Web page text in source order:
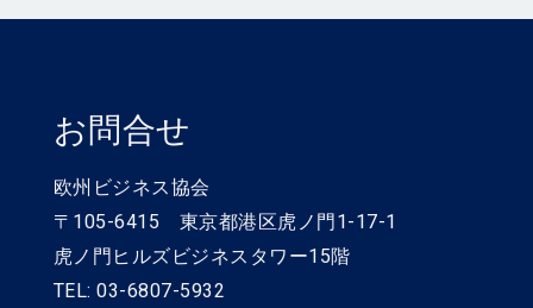
お問合せ
欧州ビジネス協会
〒105-6415 東京都港区虎ノ門1-17-1
虎ノ門ヒルズビジネスタワー15階
TEL: 03-6807-5932